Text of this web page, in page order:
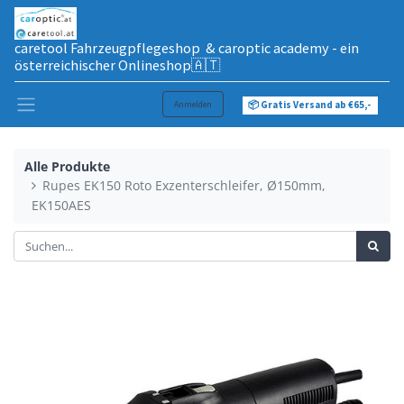
caretool Fahrzeugpflegeshop & caroptic academy - ein
österreichischer Onlineshop🇦🇹
Anmelden 📦 Gratis Versand ab €65,-
Alle Produkte
Rupes EK150 Roto Exzenterschleifer, Ø150mm,
EK150AES